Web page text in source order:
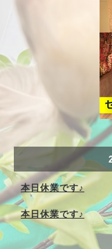
本日休業です♪
本日休業です♪